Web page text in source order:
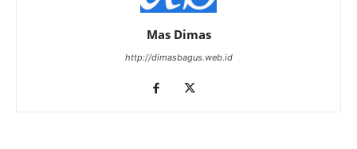
Mas Dimas
http://dimasbagus.web.id